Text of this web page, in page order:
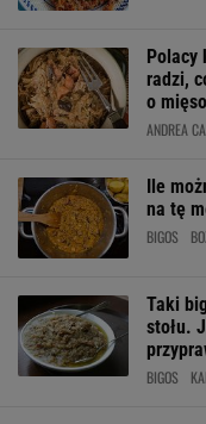
Polacy
radzi,
o mięso
ANDREA
Ile
na tę
BIGOS
Taki
stołu.
BIGOS